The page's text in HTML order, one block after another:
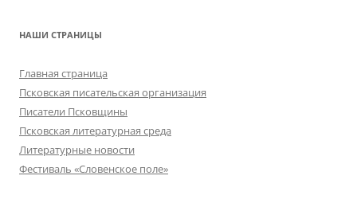
НАШИ СТРАНИЦЫ
Главная страница
Псковская писательская организация
Писатели Псковщины
Псковская литературная среда
Литературные новости
Фестиваль «Словенское поле»